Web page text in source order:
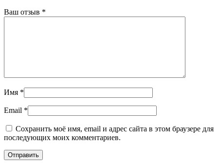
Ваш отзыв *
Имя *
Email *
Сохранить моё имя, email и адрес сайта в этом браузере для
последующих моих комментариев.